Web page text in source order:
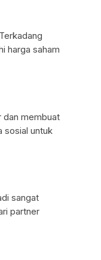
harga saham
dan membuat
sosial untuk
sangat
partner